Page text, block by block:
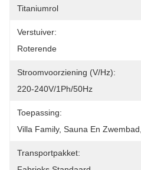
Titaniumrol
Verstuiver:
Roterende
Stroomvoorziening (V/Hz):
220-240V/1Ph/50Hz
Toepassing:
Villa Family, Sauna En
Transportpakket: